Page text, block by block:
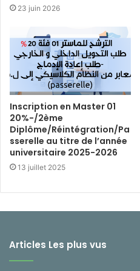
23 juin 2026
Inscription en Master 01
20%-/2ème
Diplôme/Réintégration/Pa
sserelle au titre de l’année
universitaire 2025-2026
13 juillet 2025
Articles Les plus vus